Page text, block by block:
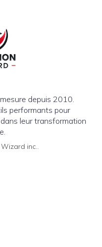
depuis 2010.
performants pour
leur transformation
inc..